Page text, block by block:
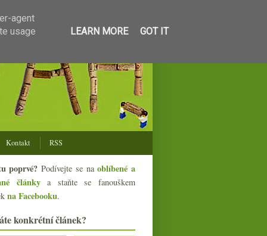
Kontakt RSS
poprvé? Podívejte se naoblíbené a
článkya staňte se fanouškem
na Facebooku.
konkrétní článek?
agent
usage
LEARN MORE GOT IT